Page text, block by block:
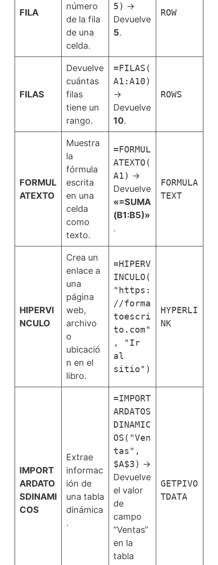
FILA
número
de la fila
de una
celda.
5) →
Devuelve
5.
ROW
FILAS
Devuelve
cuántas
filas
tiene un
rango.
=FILAS(
A1:A10)
→
Devuelve
10.
ROWS
FORMUL
ATEXTO
Muestra
la
fórmula
escrita
en una
celda
como
texto.
=FORMUL
ATEXTO(
A1) →
Devuelve
«=SUMA
(B1:B5)»
.
FORMULA
TEXT
HIPERVI
NCULO
Crea un
enlace a
una
página
web,
archivo
o
ubicació
n en el
libro.
=HIPERV
INCULO(
"https:
//forma
toescri
to.com"
, "Ir
al
sitio")
HYPERLI
NK
IMPORT
ARDATO
SDINAMI
COS
Extrae
informac
ión de
una tabla
dinámica
.
=IMPORT
ARDATOS
DINAMIC
OS("Ven
tas",
$A$3) →
Devuelve
el valor
de
campo
“Ventas”
en la
tabla
GETPIVO
TDATA